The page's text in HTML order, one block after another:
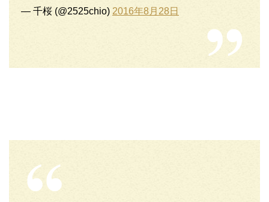
— 千桜 (@2525chio) 2016年8月28日